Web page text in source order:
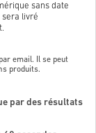
sans date
sera livré
email. Il se peut
produits.
par des résultats